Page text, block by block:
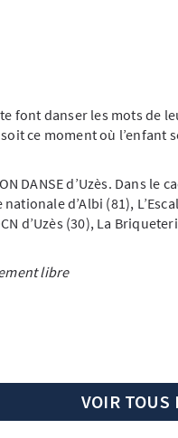
font danser les mots de
ce moment où l’enfant
DANSE d’Uzès. Dans le
nationale d’Albi (81),
d’Uzès (30), La
libre
VOIR TOUS